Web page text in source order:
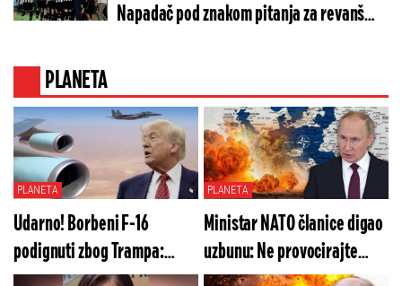
Napadač pod znakom pitanja za revanš
PLANETA
PLANETA
Udarno! Borbeni F-16
podignuti zbog Trampa:
Izdata hitna naredba
PLANETA
Ministar NATO članice digao
uzbunu: Ne provocirajte
Rusiju! Ovo je kraj